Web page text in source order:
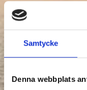
Samtycke
Denna webbplats